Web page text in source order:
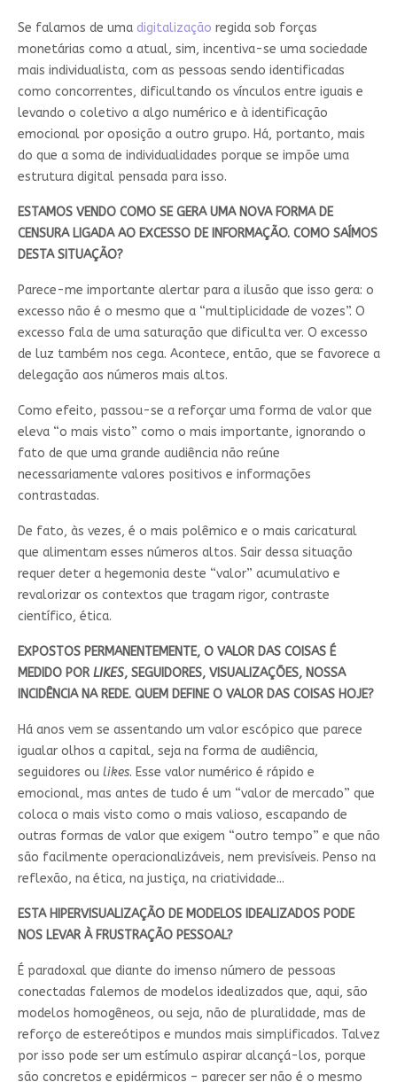
Se falamos de uma digitalização regida sob forças
monetárias como a atual, sim, incentiva-se uma sociedade
mais individualista, com as pessoas sendo identificadas
como concorrentes, dificultando os vínculos entre iguais e
levando o coletivo a algo numérico e à identificação
emocional por oposição a outro grupo. Há, portanto, mais
do que a soma de individualidades porque se impõe uma
estrutura digital pensada para isso.
ESTAMOS VENDO COMO SE GERA UMA NOVA FORMA DE
CENSURA LIGADA AO EXCESSO DE INFORMAÇÃO. COMO SAÍMOS
DESTA SITUAÇÃO?
Parece-me importante alertar para a ilusão que isso gera: o
excesso não é o mesmo que a “multiplicidade de vozes”. O
excesso fala de uma saturação que dificulta ver. O excesso
de luz também nos cega. Acontece, então, que se favorece a
delegação aos números mais altos.
Como efeito, passou-se a reforçar uma forma de valor que
eleva “o mais visto” como o mais importante, ignorando o
fato de que uma grande audiência não reúne
necessariamente valores positivos e informações
contrastadas.
De fato, às vezes, é o mais polêmico e o mais caricatural
que alimentam esses números altos. Sair dessa situação
requer deter a hegemonia deste “valor” acumulativo e
revalorizar os contextos que tragam rigor, contraste
científico, ética.
EXPOSTOS PERMANENTEMENTE, O VALOR DAS COISAS É
MEDIDO POR LIKES, SEGUIDORES, VISUALIZAÇÕES, NOSSA
INCIDÊNCIA NA REDE. QUEM DEFINE O VALOR DAS COISAS HOJE?
Há anos vem se assentando um valor escópico que parece
igualar olhos a capital, seja na forma de audiência,
seguidores ou likes. Esse valor numérico é rápido e
emocional, mas antes de tudo é um “valor de mercado” que
coloca o mais visto como o mais valioso, escapando de
outras formas de valor que exigem “outro tempo” e que não
são facilmente operacionalizáveis, nem previsíveis. Penso na
reflexão, na ética, na justiça, na criatividade...
ESTA HIPERVISUALIZAÇÃO DE MODELOS IDEALIZADOS PODE
NOS LEVAR À FRUSTRAÇÃO PESSOAL?
É paradoxal que diante do imenso número de pessoas
conectadas falemos de modelos idealizados que, aqui, são
modelos homogêneos, ou seja, não de pluralidade, mas de
reforço de estereótipos e mundos mais simplificados. Talvez
por isso pode ser um estímulo aspirar alcançá-los, porque
são concretos e epidérmicos – parecer ser não é o mesmo